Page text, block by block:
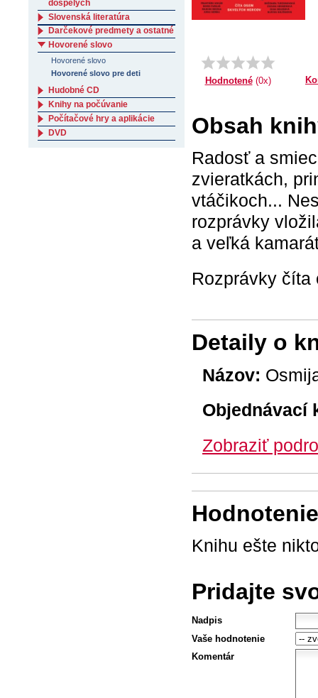
Hodnotené(0x)
Obsah
Radosť a
zvieratkách,
vtáčikoch...
rozprávky
a veľká
Rozprávky číta
Detaily o
Názov:
Objednávací
Zobraziť
Knihu ešte
Pridajte
Nadpis
Vaše hodnotenie
Komentár
dospelých
Slovenská literatúra
Darčekové predmety a ostatné
Hovorené slovo
Hovorené slovo
Hovorené slovo pre deti
Hudobné CD
Knihy na počúvanie
Počítačové hry a aplikácie
DVD